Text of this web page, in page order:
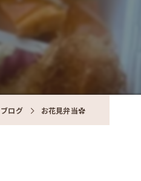
ブログ お花見弁当✿